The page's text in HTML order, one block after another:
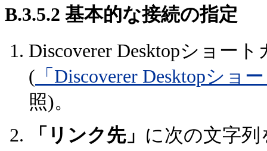
B.3.5.2 基本的な接続の指定
Discoverer Desktopショー
( 「Discoverer Desktopシ
照)。
「リンク先」 に次の文字